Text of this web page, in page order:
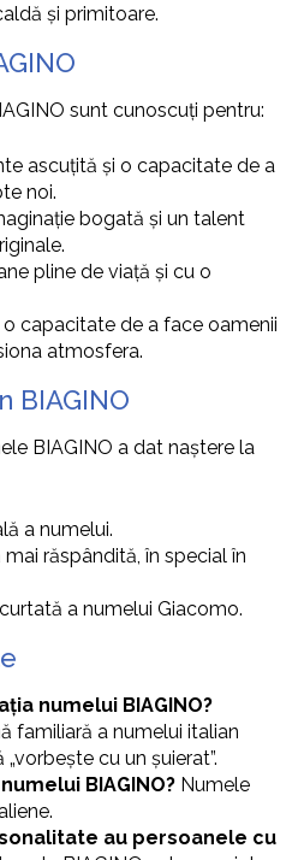
și primitoare.
sunt cunoscuți pentru:
ascuțită și o capacitate de a
noi.
bogată și un talent
pline de viață și cu o
o capacitate de a face oamenii
atmosfera.
BIAGINO
BIAGINO a dat naștere la
a numelui.
mai răspândită, în special în
a numelui Giacomo.
numelui BIAGINO?
familiară a numelui italian
cu un șuierat”.
BIAGINO? Numele
au persoanele cu